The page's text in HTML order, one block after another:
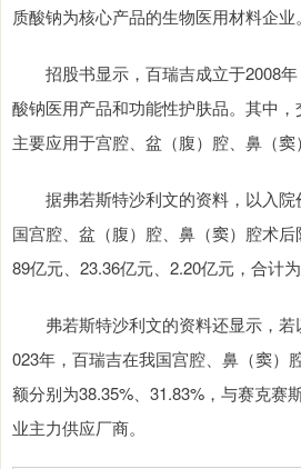
质酸钠为核心产品的生物医用材料企业。
招股书显示，百瑞吉成立于2008年
酸钠医用产品和功能性护肤品。其中
主要应用于宫腔、盆（腹）腔、鼻（窦
据弗若斯特沙利文的资料，以入院
国宫腔、盆（腹）腔、鼻（窦）腔术
89亿元、23.36亿元、2.20亿元，合计为
弗若斯特沙利文的资料还显示，若
023年，百瑞吉在我国宫腔、鼻（窦）
额分别为38.35%、31.83%，与赛克赛
业主力供应厂商。